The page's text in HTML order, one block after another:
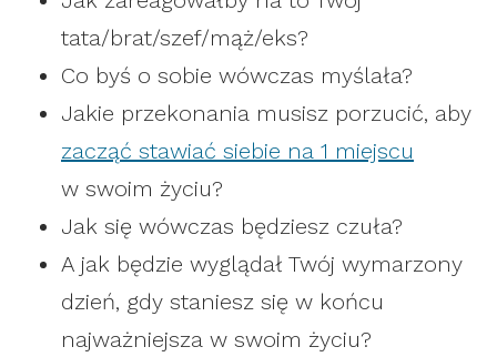
tata/brat/szef/mąż/eks?
Co byś o sobie wówczas myślała?
Jakie przekonania musisz porzucić, aby
zacząć stawiać siebie na 1 miejscu
w swoim życiu?
Jak się wówczas będziesz czuła?
A jak będzie wyglądał Twój wymarzony
dzień, gdy staniesz się w końcu
najważniejsza w swoim życiu?